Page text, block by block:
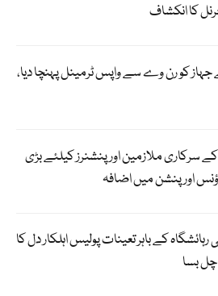
کا انکشاف
جہاز کو رن وے سے واپس ٹرمینل پہنچا دیا،
سرکاری ملازمین اور پنشنرز کیلئے بڑی
اور پنشن میں اضافہ
کے باہر تعینات پولیس اہلکار دل کا
بسا